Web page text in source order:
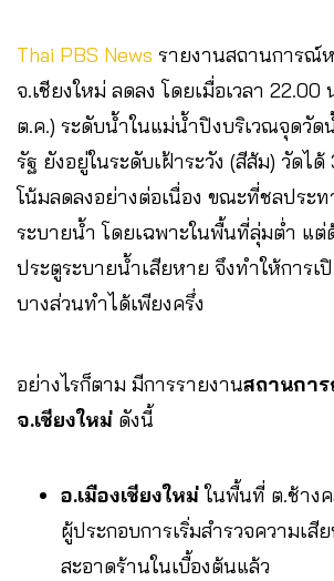
Thai PBS News รายงานสถานการณ์
จ.เชียงใหม่ ลดลง โดยเมื่อเวลา 22.00
ต.ค.) ระดับน้ำในแม่น้ำปิงบริเวณจุดวัด
รัฐ ยังอยู่ในระดับเฝ้าระวัง (สีส้ม) วัดไ
โน้มลดลงอย่างต่อเนื่อง ขณะที่ชลประท
ระบายน้ำ โดยเฉพาะในพื้นที่ลุ่มต่ำ แต่
ประตูระบายน้ำเสียหาย จึงทำให้การเ
บางส่วนทำได้เพียงครึ่ง
อย่างไรก็ตาม มีการรายงานสถานกา
จ.เชียงใหม่ ดังนี้
อ.เมืองเชียงใหม่ในพื้นที่ ต.ช้าง
ผู้ประกอบการเริ่มสำรวจความเสี
สะอาดร้านในเบื้องต้นแล้ว